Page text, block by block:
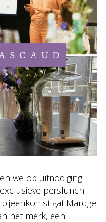
we op uitnodiging
perslunch
bijeenkomst gaf Mardge
het merk, een